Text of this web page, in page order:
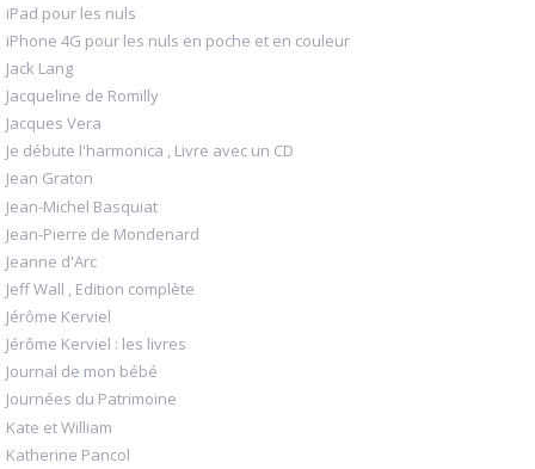
iPad pour les nuls
iPhone 4G pour les nuls en poche et en couleur
Jack Lang
Jacqueline de Romilly
Jacques Vera
Je débute l'harmonica , Livre avec un CD
Jean Graton
Jean-Michel Basquiat
Jean-Pierre de Mondenard
Jeanne d'Arc
Jeff Wall , Edition complète
Jérôme Kerviel
Jérôme Kerviel : les livres
Journal de mon bébé
Journées du Patrimoine
Kate et William
Katherine Pancol